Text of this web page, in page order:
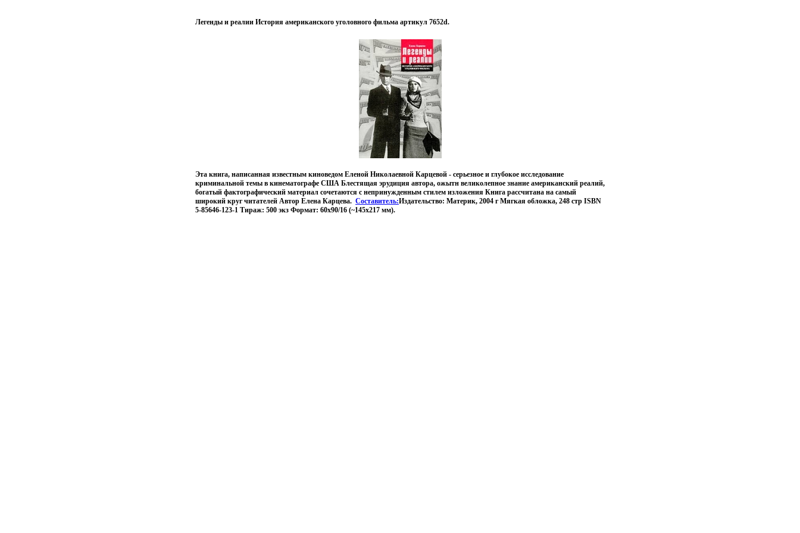
Легенды и реалии История американского уголовного фильма артикул 7652d.
Эта книга, написанная известным киноведом Еленой Николаевной Карцевой - серьезное и глубокое исследование
криминальной темы в кинематографе США Блестящая эрудиция автора, ожытн великолепное знание американский реалий,
богатый фактографический материал сочетаются с непринужденным стилем изложения Книга рассчитана на самый
широкий круг читателей Автор Елена Карцева. Составитель:Издательство: Материк, 2004 г Мягкая обложка, 248 стр ISBN
5-85646-123-1 Тираж: 500 экз Формат: 60x90/16 (~145х217 мм).